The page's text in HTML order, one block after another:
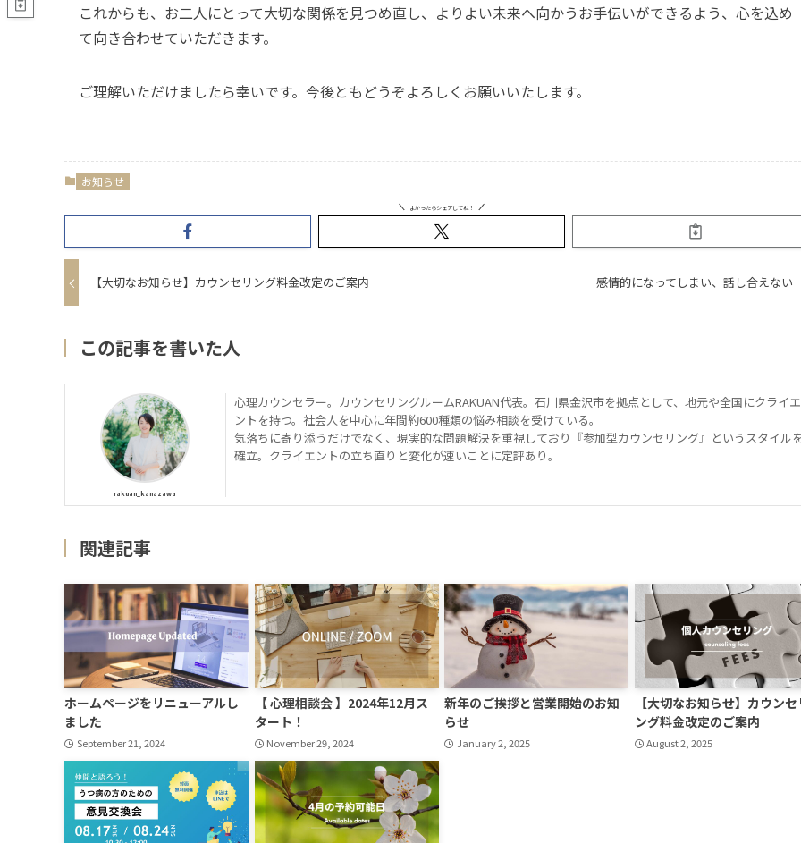
これからも、お二人にとって大切な関係を見つめ直し、よりよい未来へ向かうお手伝いができるよう、心を込め
て向き合わせていただきます。
ご理解いただけましたら幸いです。今後ともどうぞよろしくお願いいたします。
お知らせ
よかったらシェアしてね！
【大切なお知らせ】カウンセリング料金改定のご案内 感情的になってしまい、話し合えない
この記事を書いた人
rakuan_kanazawa
心理カウンセラー。カウンセリングルームRAKUAN代表。石川県金沢市を拠点として、地元や全国にクライエ
ントを持つ。社会人を中心に年間約600種類の悩み相談を受けている。
気落ちに寄り添うだけでなく、現実的な問題解決を重視しており『参加型カウンセリング』というスタイル
確立。クライエントの立ち直りと変化が速いことに定評あり。
関連記事
ホームページをリニューアルし
ました
September 21, 2024
【 心理相談会 】2024年12月ス
タート！
November 29, 2024
新年のご挨拶と営業開始のお知
らせ
January 2, 2025
【大切なお知らせ】カウンセ
ング料金改定のご案内
August 2, 2025